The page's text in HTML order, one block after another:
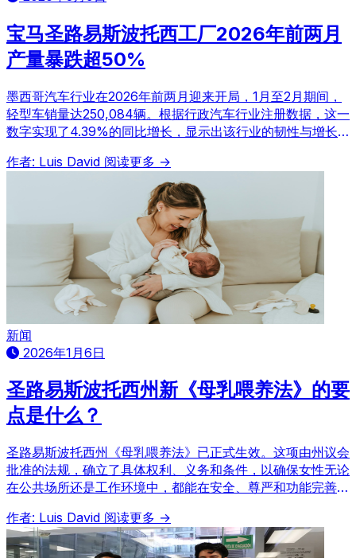
宝马圣路易斯波托西工厂2026年前两月
产量暴跌超50%
墨西哥汽车行业在2026年前两月迎来开局，1月至2月期间，
轻型车销量达250,084辆。根据行政汽车行业注册数据，这一
数字实现了4.39%的同比增长，显示出该行业的韧性与增长
作者: Luis David 阅读更多 →
新闻
2026年1月6日
圣路易斯波托西州新《母乳喂养法》的要
点是什么？
圣路易斯波托西州《母乳喂养法》已正式生效。这项由州议会
批准的法规，确立了具体权利、义务和条件，以确保女性无论
在公共场所还是工作环境中，都能在安全、尊严和功能完善的
作者: Luis David 阅读更多 →